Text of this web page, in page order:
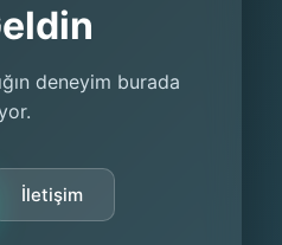
deneyim burada
İletişim